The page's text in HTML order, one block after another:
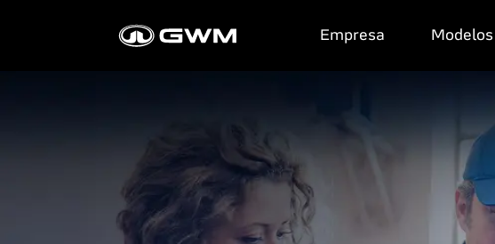
Empresa Modelos